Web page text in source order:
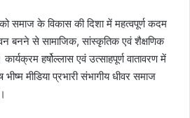
समाज के विकास की दिशा में महत्वपूर्ण कदम
बनने से सामाजिक, सांस्कृतिक एवं शैक्षणिक
हर्षोल्लास एवं उत्साहपूर्ण वातावरण में
मीडिया प्रभारी संभागीय धीवर समाज